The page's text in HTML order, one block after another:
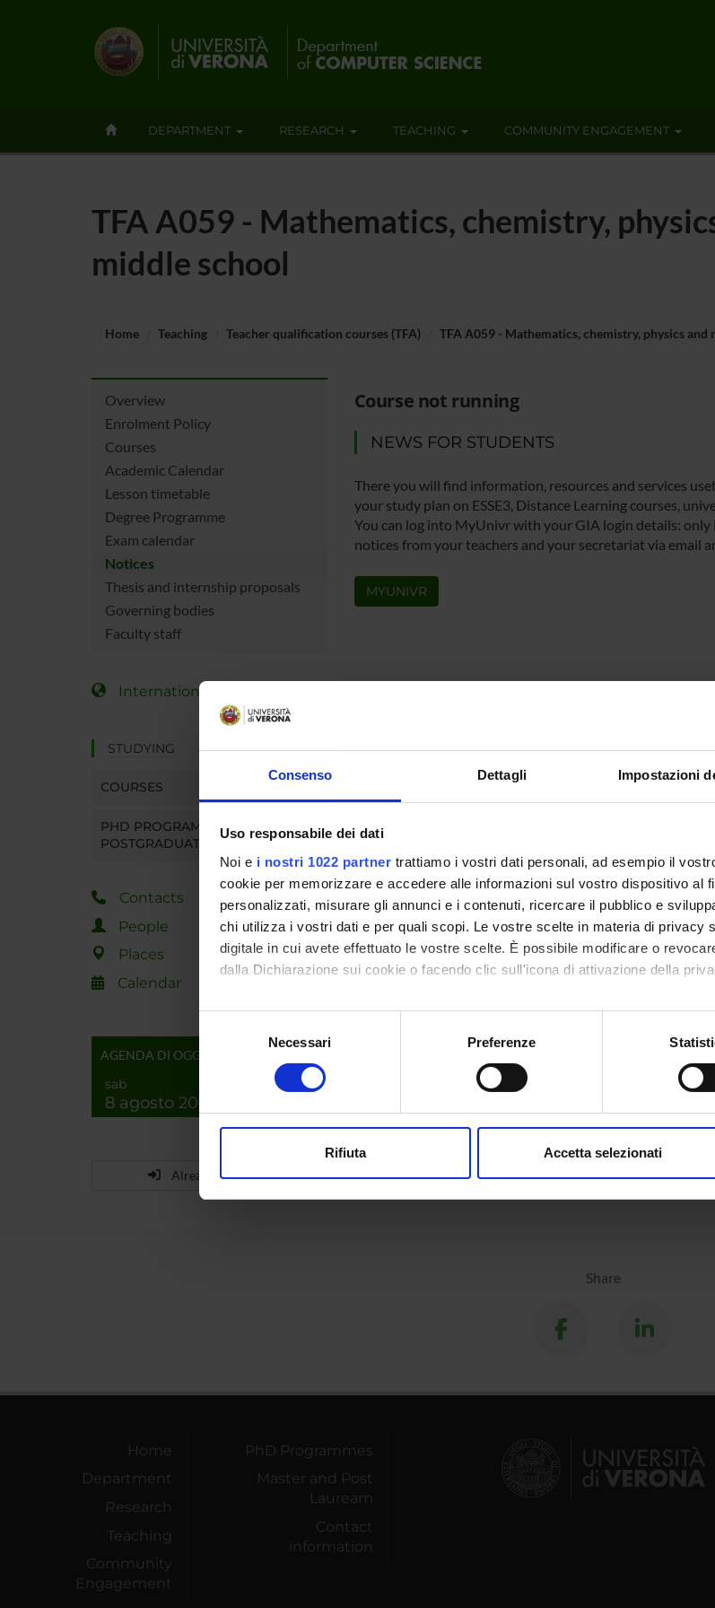
Consenso Dettagli Impostazioni
Uso responsabile dei dati
Noi e i nostri 1022 partner trattiamo i vostri dati personali, ad esempio il
cookie per memorizzare e accedere alle informazioni sul vostro dispositivo al
personalizzati, misurare gli annunci e i contenuti, ricercare il pubblico e
chi utilizza i vostri dati e per quali scopi. Le vostre scelte in materia di privacy
digitale in cui avete effettuato le vostre scelte. È possibile modificare o
dalla Dichiarazione sui cookie o facendo clic sull'icona di attivazione della
Con il tuo consenso, vorremmo anche:
raccogliere informazioni sulla tua posizione geografica, con
digitali).
modificare o ritirare il tuo consenso in qualsiasi momento dalla Dichiarazione
consenso
Necessari Preferenze
Rifiuta Accetta selezionati
DEPARTMENT RESEARCH TEACHING COMMUNITY ENGAGEMENT
TFA A059 - Mathematics, chemistry,
middle school
Home Teaching Teacher qualification courses (TFA) TFA A059 - Mathematics, chemistry, physics
Overview
Enrolment Policy
Courses
Academic Calendar
Lesson timetable
Degree Programme
Exam calendar
Notices
Thesis and internship proposals
Governing bodies
Faculty staff
International Students
STUDYING
COURSES
PHD PROGRAMMES AND
POSTGRADUATE TRAINING
Contacts
People
Places
Calendar
AGENDA DI OGGI
sab
8 agosto 2026
Already enrolled?
Course not running
NEWS FOR STUDENTS
There you will find information, resources and services
your study plan on ESSE3, Distance Learning courses,
You can log into MyUnivr with your GIA login details:
notices from your teachers and your secretariat via email
MYUNIVR
Share
Home
Department
Research
Teaching
Community
Engagement
PhD Programmes
Master and Post
Lauream
Contact
information